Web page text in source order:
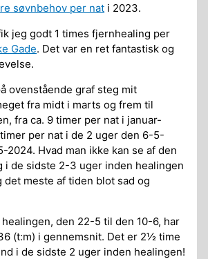
søvnbehov per nat i 2023.
jeg godt 1 times fjernhealing per
Gade. Det var en ret fantastisk og
ovenstående graf steg mit
fra midt i marts og frem til
fra ca. 9 timer per nat i januar-
per nat i de 2 uger den 6-5-
2024. Hvad man ikke kan se af den
i de sidste 2-3 uger inden healingen
meste af tiden blot sad og
den 22-5 til den 10-6, har
(t:m) i gennemsnit. Det er 2½ time
i de sidste 2 uger inden healingen!